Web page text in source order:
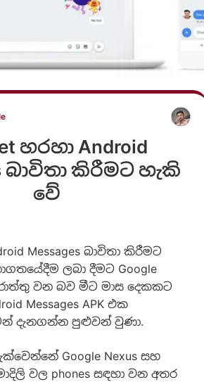
හරහා Android
බාවිතා කිරීමට හැකි
වේ
Messages බාවිතා කිරීමට
ලබා දීමට Google
වන බව මීට මාස දෙකකට
Messages APK එක
දැනගන්න පුළුවන් වුණා.
Google Nexus සහ
වල phones සඳහා වන අතර